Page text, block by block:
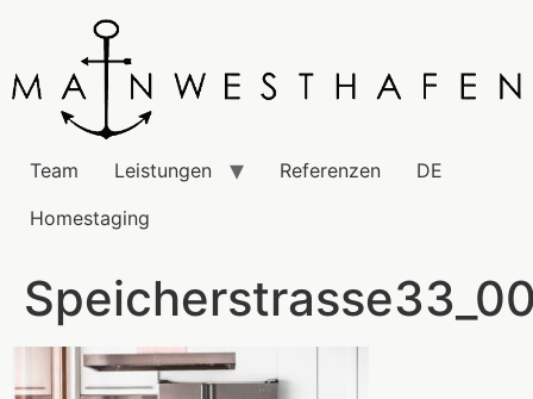
Team Leistungen Referenzen
DE
Homestaging